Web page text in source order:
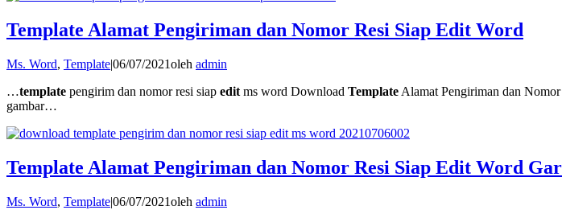
Template Alamat Pengiriman dan Nomor Resi Siap Edit Word
Ms. Word, Template|06/07/2021oleh admin
…template pengirim dan nomor resi siap edit ms word Download Template Alamat Pengiriman dan
gambar…
Template Alamat Pengiriman dan Nomor Resi Siap Edit Word
Ms. Word, Template|06/07/2021oleh admin